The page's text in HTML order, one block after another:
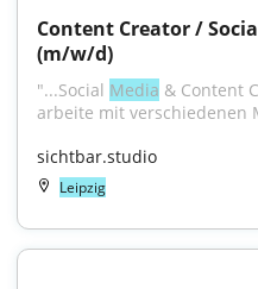
Content Creator /
(m/w/d)
"...Social Media & Content
arbeite mit verschiedenen
sichtbar.studio
Leipzig